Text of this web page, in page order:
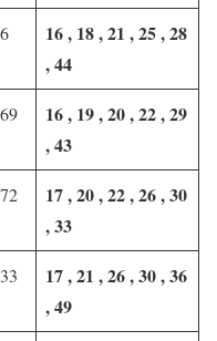
16 , 18 , 21 , 25 , 28
, 44
16 , 19 , 20 , 22 , 29
, 43
17 , 20 , 22 , 26 , 30
, 33
17 , 21 , 26 , 30 , 36
, 49